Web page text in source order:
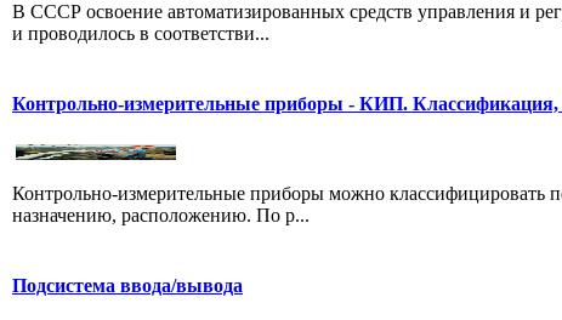
В СССР освоение автоматизированных средств управления и
и проводилось в соответстви...
Контрольно-измерительные приборы - КИП. Классификация,
Контрольно-измерительные приборы можно
назначению, расположению. По р...
Подсистема ввода/вывода